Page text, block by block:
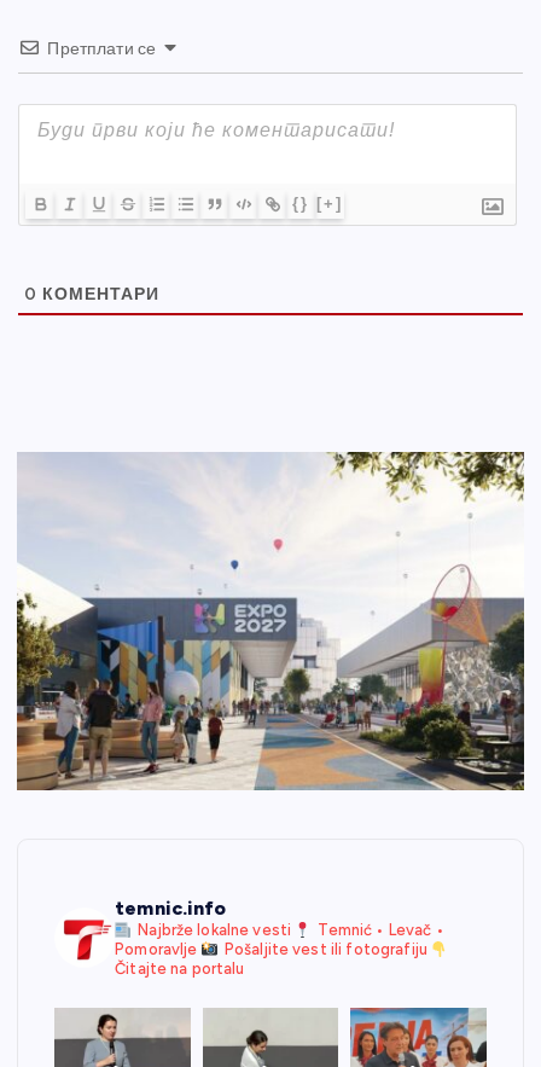
Претплати се
{} [+]
0 КОМЕНТАРИ
temnic.info
Najbrže lokalne vesti
Temnić • Levač •
Pomoravlje
Pošaljite vest ili fotografiju
Čitajte na portalu